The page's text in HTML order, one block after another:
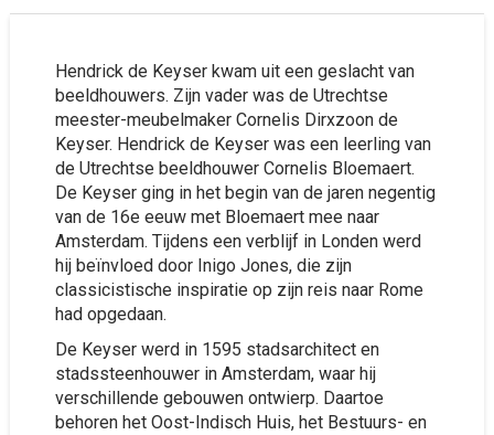
Hendrick de Keyser kwam uit een geslacht van
beeldhouwers. Zijn vader was de Utrechtse
meester-meubelmaker Cornelis Dirxzoon de
Keyser. Hendrick de Keyser was een leerling van
de Utrechtse beeldhouwer Cornelis Bloemaert.
De Keyser ging in het begin van de jaren negentig
van de 16e eeuw met Bloemaert mee naar
Amsterdam. Tijdens een verblijf in Londen werd
hij beïnvloed door Inigo Jones, die zijn
classicistische inspiratie op zijn reis naar Rome
had opgedaan.
De Keyser werd in 1595 stadsarchitect en
stadssteenhouwer in Amsterdam, waar hij
verschillende gebouwen ontwierp. Daartoe
behoren het Oost-Indisch Huis, het Bestuurs- en